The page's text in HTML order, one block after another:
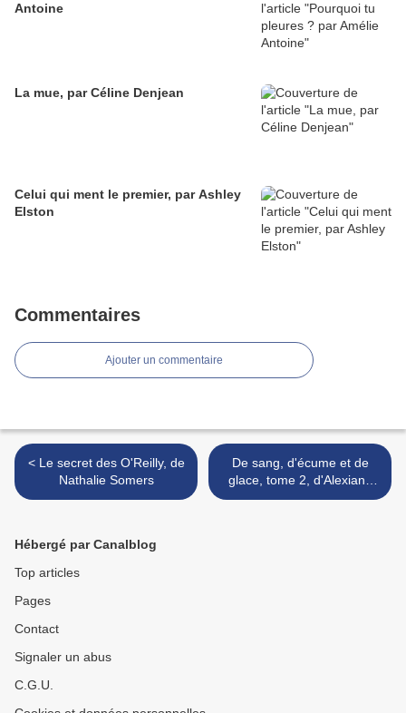
Antoine
La mue, par Céline Denjean
Celui qui ment le premier, par Ashley
Elston
Commentaires
Ajouter un commentaire
< Le secret des O'Reilly, de
Nathalie Somers
De sang, d'écume et de
glace, tome 2, d'Alexiane
de Lys >
Hébergé par Canalblog
Top articles
Pages
Contact
Signaler un abus
C.G.U.